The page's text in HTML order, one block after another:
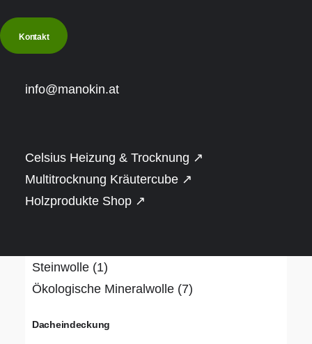
Kontakt
info@manokin.at
Celsius Heizung & Trocknung ↗
Multitrocknung Kräutercube ↗
Holzprodukte Shop ↗
€ 20.001
Over
Bauweise
Dämmung
Hanf(1)
Steinwolle (1)
Ökologische Mineralwolle (7)
Dacheindeckung